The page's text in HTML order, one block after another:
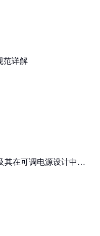
范详解
其在可调电源设计中的